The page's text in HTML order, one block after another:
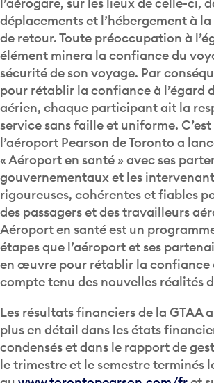
déplacements et l’hébergement à
de retour. Toute préoccupation à
élément minera la confiance du
sécurité de son voyage. Par
pour rétablir la confiance à l’égard
aérien, chaque participant ait la
service sans faille et uniforme.
l’aéroport Pearson de Toronto a
« Aéroport en santé » avec ses
gouvernementaux et les
rigoureuses, cohérentes et fiables
des passagers et des travailleurs
Aéroport en santé est un
étapes que l’aéroport et ses
en œuvre pour rétablir la confiance
compte tenu des nouvelles réalités
plus en détail dans les états
condensés et dans le rapport de
le trimestre et le semestre terminés
auwww.torontopearson.com/fret